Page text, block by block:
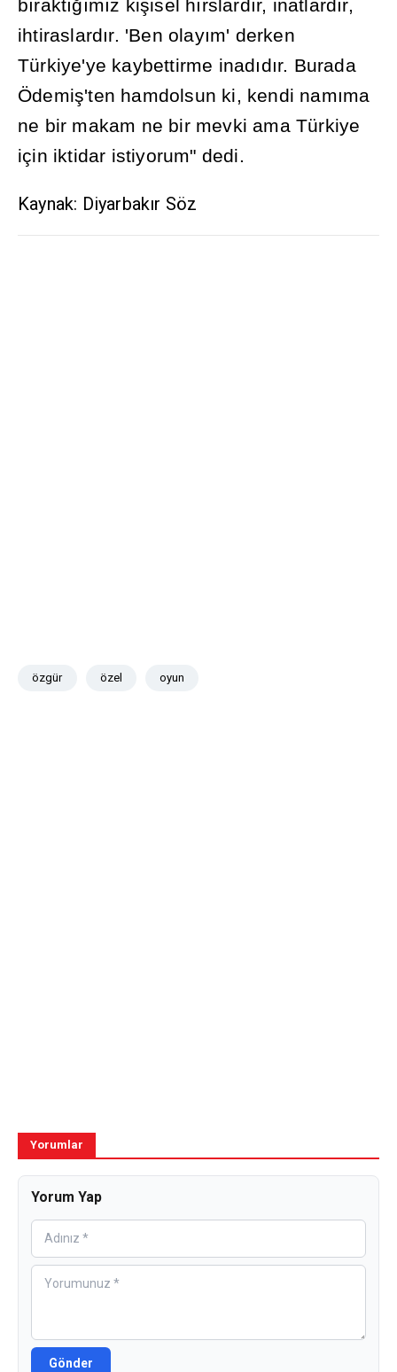
bıraktığımız kişisel hırslard ır, inatlard ır,
ihtiraslardır. 'Ben olayım' derken
Türkiye'ye kaybettirme inadıdır. Burada
Ödemiş'ten hamdolsun ki, kendi namıma
ne bir makam ne bir mevki ama Türkiye
için iktidar istiyorum" dedi.
Kaynak: Diyarbakır Söz
özgür özel oyun
Yorumlar
Yorum Yap
Gönder